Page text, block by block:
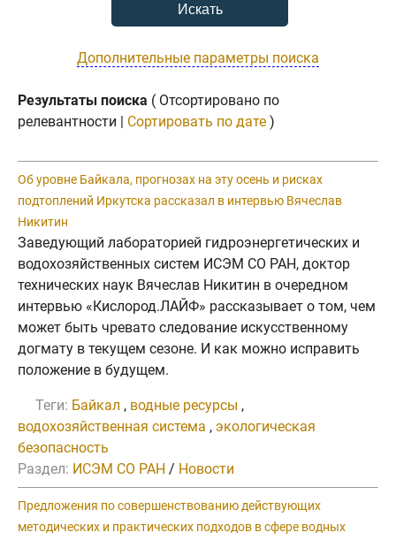
Дополнительные параметры поиска
Результаты поиска ( Отсортировано по
релевантности | Сортировать по дате )
Об уровне Байкала, прогнозах на эту осень и рисках
подтоплений Иркутска рассказал в интервью Вячеслав
Никитин
Заведующий лабораторией гидроэнергетических и
водохозяйственных систем ИСЭМ СО РАН, доктор
технических наук Вячеслав Никитин в очередном
интервью «Кислород.ЛАЙФ» рассказывает о том, чем
может быть чревато следование искусственному
догмату в текущем сезоне. И как можно исправить
положение в будущем.
Теги: Байкал , водные ресурсы ,
водохозяйственная система , экологическая
безопасность
Раздел: ИСЭМ СО РАН / Новости
Предложения по совершенствованию действующих
методических и практических подходов в сфере водных